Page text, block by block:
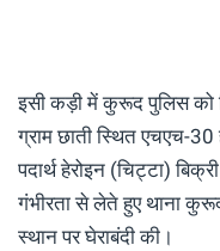
इसी कड़ी में कुरूद पुलिस को
ग्राम छाती स्थित एचएच-
पदार्थ हेरोइन (चिट्टा)
गंभीरता से लेते हुए थाना
स्थान पर घेराबंदी की।